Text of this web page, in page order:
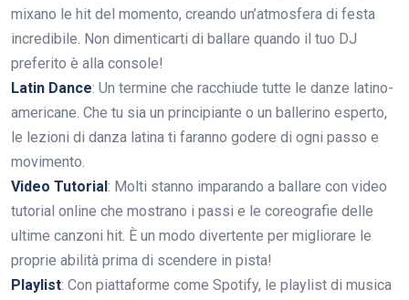
mixano le hit del momento, creando un’atmosfera di festa
incredibile. Non dimenticarti di ballare quando il tuo DJ
preferito è alla console!
Latin Dance: Un termine che racchiude tutte le danze latino-
americane. Che tu sia un principiante o un ballerino esperto,
le lezioni di danza latina ti faranno godere di ogni passo e
movimento.
Video Tutorial : Molti stanno imparando a ballare con video
tutorial online che mostrano i passi e le coreografie delle
ultime canzoni hit. È un modo divertente per migliorare le
proprie abilità prima di scendere in pista!
Playlist: Con piattaforme come Spotify, le playlist di musica